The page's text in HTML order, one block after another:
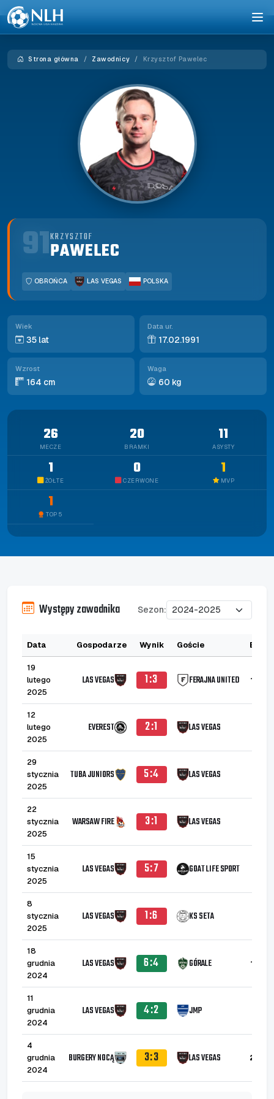
Strona główna Zawodnicy Krzysztof Pawelec
91KRZYSZTOF
PAWELEC
OBROŃCA LAS VEGAS POLSKA
Wiek
35 lat
Data ur.
17.02.1991
Wzrost
164 cm
Waga
60 kg
26
MECZE
20
BRAMKI
11
ASYSTY
1
ŻÓŁTE
0
CZERWONE
1
MVP
1
TOP 5
Występy zawodnika Sezon:
Data Gospodarze Wynik Goście B
19
lutego
2025
LAS VEGAS 1:3 FERAJNA UNITED 1
12
lutego
2025
EVEREST 2:1 LAS VEGAS
29
stycznia
2025
TUBA JUNIORS 5:4 LAS VEGAS
22
stycznia
2025
WARSAW FIRE 3:1 LAS VEGAS
15
stycznia
2025
LAS VEGAS 5:7 GOAT LIFE SPORT
8
stycznia
2025
LAS VEGAS 1:6 KS SETA
18
grudnia
2024
LAS VEGAS 6:4 GÓRALE 1
11
grudnia
2024
LAS VEGAS 4:2 JMP
4
grudnia
2024
BURGERY NOCĄ 3:3 LAS VEGAS 2